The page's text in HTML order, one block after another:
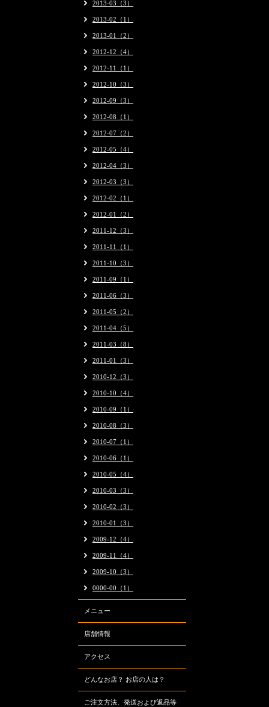
2013-03（3）
2013-02（1）
2013-01（2）
2012-12（4）
2012-11（1）
2012-10（3）
2012-09（3）
2012-08（1）
2012-07（2）
2012-05（4）
2012-04（3）
2012-03（3）
2012-02（1）
2012-01（2）
2011-12（3）
2011-11（1）
2011-10（3）
2011-09（1）
2011-06（3）
2011-05（2）
2011-04（5）
2011-03（8）
2011-01（3）
2010-12（3）
2010-10（4）
2010-09（1）
2010-08（3）
2010-07（1）
2010-06（1）
2010-05（4）
2010-03（3）
2010-02（3）
2010-01（3）
2009-12（4）
2009-11（4）
2009-10（3）
0000-00（1）
メニュー
店舗情報
アクセス
どんなお店？ お店の人は？
ご注文方法、発送および返品等